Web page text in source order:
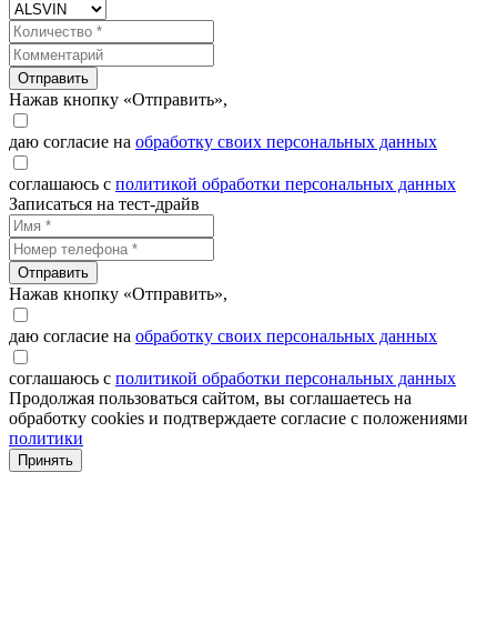
Отправить
Нажав кнопку «Отправить»,
даю согласие на обработку своих персональных данных
соглашаюсь с политикой обработки персональных данных
Записаться на тест-драйв
Отправить
Нажав кнопку «Отправить»,
даю согласие на обработку своих персональных данных
соглашаюсь с политикой обработки персональных данных
Продолжая пользоваться сайтом, вы соглашаетесь на
обработку cookies и подтверждаете согласие с положениями
политики
Принять